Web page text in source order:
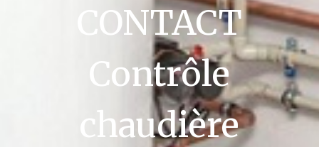
CONTACT
Contrôle
chaudière